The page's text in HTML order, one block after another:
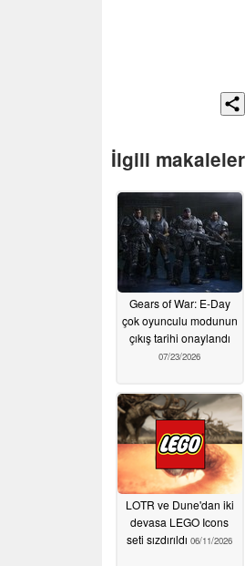
İlgili makaleler
Gears of War: E-Day
çok oyunculu modunun
çıkış tarihi onaylandı
07/23/2026
LOTR ve Dune'dan iki
devasa LEGO Icons
seti sızdırıldı 06/11/2026